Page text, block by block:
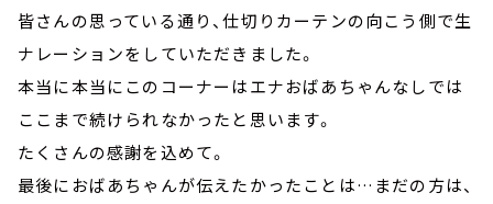
皆さんの思っている通り、仕切りカーテンの向こう側で生
ナレーションをしていただきました。
本当に本当にこのコーナーはエナおばあちゃんなしでは
ここまで続けられなかったと思います。
たくさんの感謝を込めて。
最後におばあちゃんが伝えたかったことは…まだの方は、